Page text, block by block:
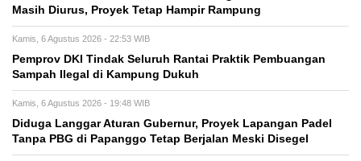
Masih Diurus, Proyek Tetap Hampir Rampung
Kamis, 6 Agustus 2026 - 22:53 WIB
Pemprov DKI Tindak Seluruh Rantai Praktik Pembuangan
Sampah Ilegal di Kampung Dukuh
Kamis, 6 Agustus 2026 - 19:48 WIB
Diduga Langgar Aturan Gubernur, Proyek Lapangan Padel
Tanpa PBG di Papanggo Tetap Berjalan Meski Disegel